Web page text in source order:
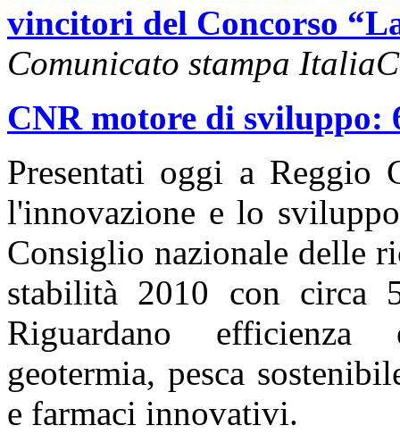
vincitori del Concorso
Comunicato stampa
CNR motore di sviluppo:
Presentati oggi a Reggio
l'innovazione e lo
Consiglio nazionale delle
stabilità 2010 con
Riguardano
geotermia, pesca
e farmaci innovativi.